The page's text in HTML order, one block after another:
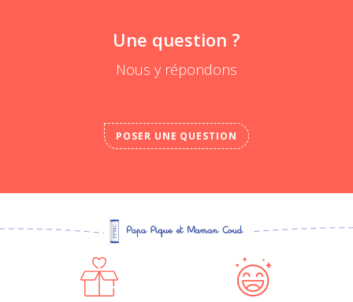
Une question ?
Nous y répondons
POSER UNE QUESTION